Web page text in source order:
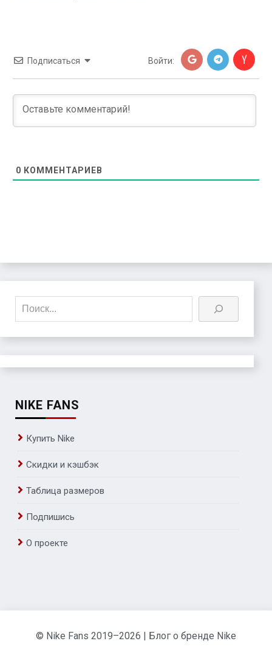
Подписаться Войти:
0 КОММЕНТАРИЕВ
Поиск
NIKE FANS
Купить Nike
Скидки и кэшбэк
Таблица размеров
Подпишись
О проекте
© Nike Fans 2019–2026 | Блог о бренде Nike